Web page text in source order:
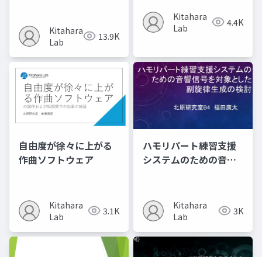
Kitahara
Lab
13.9K
Kitahara
Lab
4.4K
自由度が徐々に上がる
作曲ソフトウェア
Kitahara
Lab
3.1K
ハモリパート練習支援
システムのための音響
Kitahara
Lab
3K